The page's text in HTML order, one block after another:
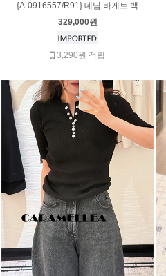
{A-0916557/R91} 데님 바게트 백
329,000원
3,290원 적립